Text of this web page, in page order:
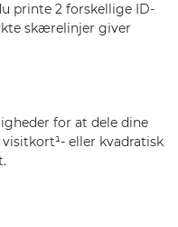
printe 2 forskellige ID-
skærelinjer giver
for at dele dine
eller kvadratisk